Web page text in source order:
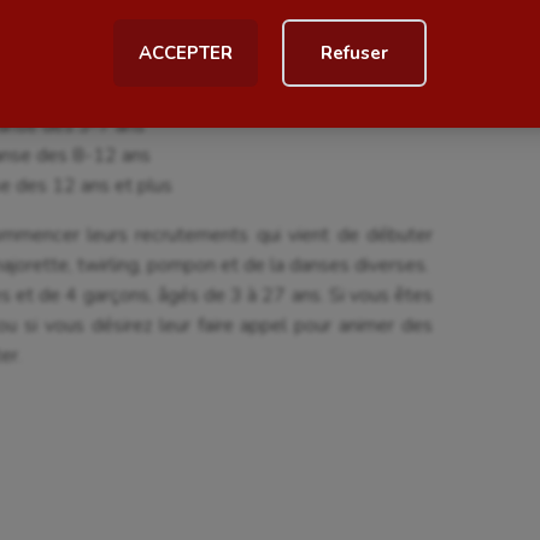
ACCEPTER Refuser
américain
Outdoor
Plongée
des 3-7 ans
des 8-12 ans
des 12 ans et plus
leurs recrutements qui vient de débuter
twirling, pompon et de la danses diverses.
et de 4 garçons, âgés de 3 à 27 ans. Si vous êtes
si vous désirez leur faire appel pour animer des